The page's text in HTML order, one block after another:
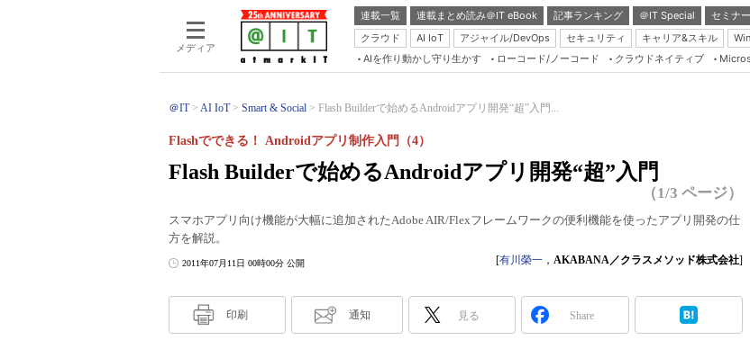
メディア
連載一覧 連載まとめ読み＠IT eBook 記事ランキング ＠IT Special セミナー
クラウド
AI IoT アジャイル/DevOps セキュリティ キャリア&スキル
Server
Master
Security
Test &
AIを作り動かし守り生かす ローコード/ノーコード クラウドネイティブ
＠IT AI IoT Smart & Social Flash Builderで始めるAndroidアプリ開発“超”入門...
Flash Builderで始めるAndroidアプリ開発“超”入門
Flashでできる！ Androidアプリ制作入門（4）
（1/3 ページ）
スマホアプリ向け機能が大幅に追加されたAdobe AIR/Flexフレームワークの便利機能を使ったアプリ開発の仕
方を解説。
2011年07月11日 00時00分 公開 [有川榮一 ， AKABANA／クラスメソッド株式会社]
印刷 通知 見る Share